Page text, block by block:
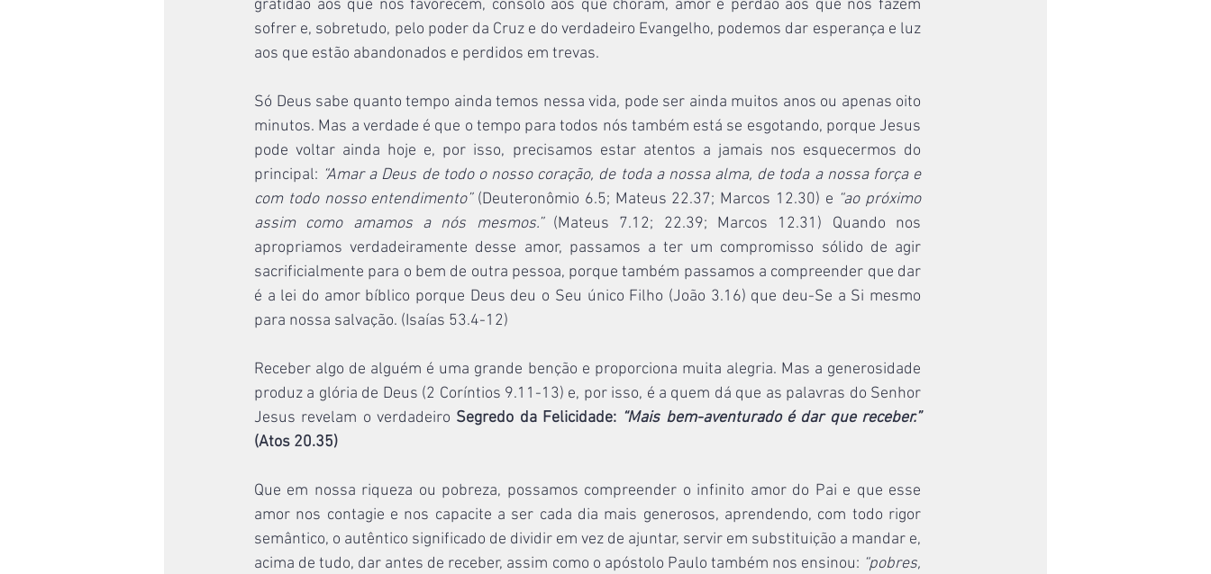
gratidão aos que nos favorecem, consolo aos que choram, amor e perdão aos que nos fazem
sofrer e, sobretudo, pelo poder da Cruz e do verdadeiro Evangelho, podemos dar esperança e luz
aos que estão abandonados e perdidos em trevas.
Só Deus sabe quanto tempo ainda temos nessa vida, pode ser ainda muitos anos ou apenas oito
minutos. Mas a verdade é que o tempo para todos nós também está se esgotando, porque Jesus
pode voltar ainda hoje e, por isso, precisamos estar atentos a jamais nos esquecermos do
principal: “Amar a Deus de todo o nosso coração, de toda a nossa alma, de toda a nossa força e
com todo nosso entendimento” (Deuteronômio 6.5; Mateus 22.37; Marcos 12.30) e “ao próximo
assim como amamos a nós mesmos.” (Mateus 7.12; 22.39; Marcos 12.31) Quando nos
apropriamos verdadeiramente desse amor, passamos a ter um compromisso sólido de agir
sacrificialmente para o bem de outra pessoa, porque também passamos a compreender que dar
é a lei do amor bíblico porque Deus deu o Seu único Filho (João 3.16) que deu-Se a Si mesmo
para nossa salvação. (Isaías 53.4-12)
Receber algo de alguém é uma grande benção e proporciona muita alegria. Mas a generosidade
produz a glória de Deus (2 Coríntios 9.11-13) e, por isso, é a quem dá que as palavras do Senhor
Jesus revelam o verdadeiro Segredo da Felicidade: “Mais bem-aventurado é dar que receber.”
(Atos 20.35)
Que em nossa riqueza ou pobreza, possamos compreender o infinito amor do Pai e que esse
amor nos contagie e nos capacite a ser cada dia mais generosos, aprendendo, com todo rigor
semântico, o autêntico significado de dividir em vez de ajuntar, servir em substituição a mandar e,
acima de tudo, dar antes de receber, assim como o apóstolo Paulo também nos ensinou: “pobres,